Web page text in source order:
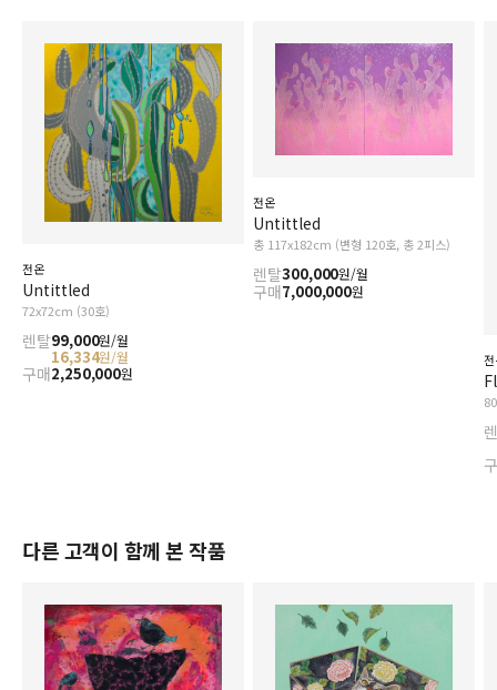
전온
Untittled
72x72cm (30호)
렌탈99,000원/월
16,334원/월
구매2,250,000원
전온
Untittled
총 117x182cm (변형 120호, 총 2피스)
렌탈300,000원/월
구매7,000,000원
다른 고객이 함께 본 작품